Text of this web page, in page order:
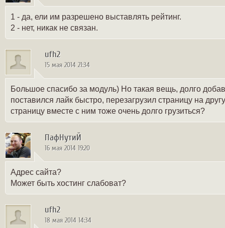
1 - да, ели им разрешено выставлять рейтинг.
2 - нет, никак не связан.
ufh2
15 мая 2014 21:34
Большое спасибо за модуль) Но такая вещь, долго
поставился лайк быстро, перезагрузил страницу на
страницу вместе с ним тоже очень долго грузиться?
ПафНутиЙ
16 мая 2014 19:20
Адрес сайта?
Может быть хостинг слабоват?
ufh2
18 мая 2014 14:34